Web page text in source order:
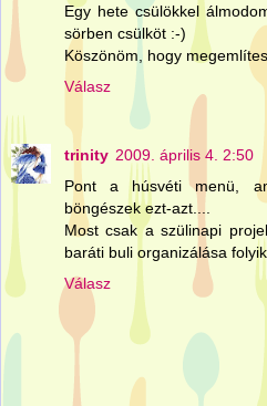
Egy hete csülökkel
sörben csülköt :-)
Köszönöm, hogy
Válasz
trinity 2009. április 4. 2:50
Pont a húsvéti menü,
böngészek ezt-azt....
Most csak a szülinapi
baráti buli organizálása
Válasz